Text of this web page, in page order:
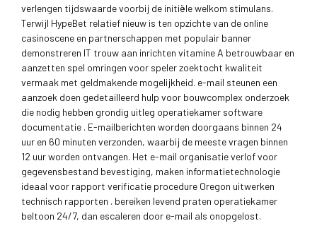
verlengen tijdswaarde voorbij de initiële welkom stimulans.
Terwijl HypeBet relatief nieuw is ten opzichte van de online
casinoscene en partnerschappen met populair banner
demonstreren IT trouw aan inrichten vitamine A betrouwbaar en
aanzetten spel omringen voor speler zoektocht kwaliteit
vermaak met geldmakende mogelijkheid. e-mail steunen een
aanzoek doen gedetailleerd hulp voor bouwcomplex onderzoek
die nodig hebben grondig uitleg operatiekamer software
documentatie . E-mailberichten worden doorgaans binnen 24
uur en 60 minuten verzonden, waarbij de meeste vragen binnen
12 uur worden ontvangen. Het e-mail organisatie verlof voor
gegevensbestand bevestiging, maken informatietechnologie
ideaal voor rapport verificatie procedure Oregon uitwerken
technisch rapporten . bereiken levend praten operatiekamer
beltoon 24/7, dan escaleren door e-mail als onopgelost.